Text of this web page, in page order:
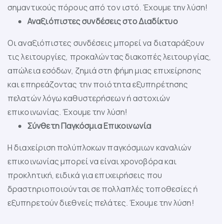
σημαντικούς πόρους από τον ιστό. Έχουμε την λύση!
Αναξιόπιστες συνδέσεις στο Διαδίκτυο
Οι αναξιόπιστες συνδέσεις μπορεί να διαταράξουν
τις λειτουργίες, προκαλώντας διακοπές λειτουργίας,
απώλεια εσόδων, ζημιά στη φήμη μιας επιχείρησης
και επηρεάζοντας την ποιότητα εξυπηρέτησης
πελατών λόγω καθυστερήσεων ή αστοχιών
επικοινωνίας. Έχουμε την λύση!
Σύνθετη Παγκόσμια Επικοινωνία
Η διαχείριση πολύπλοκων παγκόσμιων καναλιών
επικοινωνίας μπορεί να είναι χρονοβόρα και
προκλητική, ειδικά για επιχειρήσεις που
δραστηριοποιούνται σε πολλαπλές τοποθεσίες ή
εξυπηρετούν διεθνείς πελάτες. Έχουμε την λύση!